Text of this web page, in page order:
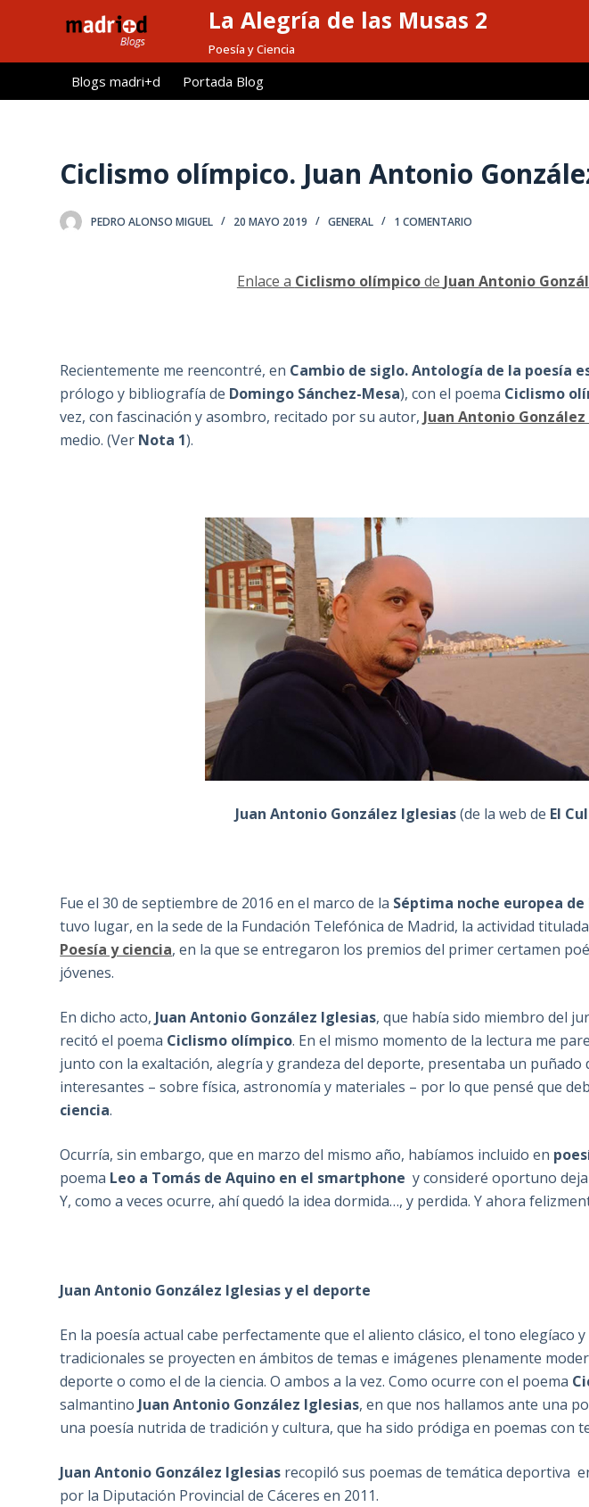
l
La Alegría de las Musas 2
Poesía y Ciencia
Blogs madri+d Portada Blog
Ciclismo olímpico. Juan Antonio
PEDRO ALONSO MIGUEL 20 MAYO 2019 GENERAL 1 COMENTARIO
Enlace a Ciclismo olímpicode Juan Antonio
Recientemente me reencontré, en Cambio de siglo. Antología de la poesía
prólogo y bibliografía de Domingo Sánchez-Mesa), con el poema Ciclismo
vez, con fascinación y asombro, recitado por su autor,Juan Antonio
medio. (Ver Nota 1).
Juan Antonio González Iglesias(de la web de El
Fue el 30 de septiembre de 2016 en el marco de la Séptima noche europea
tuvo lugar, en la sede de la Fundación Telefónica de Madrid, la actividad titulada
Poesía y ciencia, en la que se entregaron los premios del primer certamen
jóvenes.
En dicho acto,Juan Antonio González Iglesias, que había sido miembro del
recitó el poema Ciclismo olímpico. En el mismo momento de la lectura me
junto con la exaltación, alegría y grandeza del deporte, presentaba un puñado
interesantes – sobre física, astronomía y materiales – por lo que pensé que
ciencia.
Ocurría, sin embargo, que en marzo del mismo año, habíamos incluido en
poema Leo a Tomás de Aquino en el smartphone y consideré oportuno
Y, como a veces ocurre, ahí quedó la idea dormida…, y perdida. Y ahora
Juan Antonio González Iglesias y el deporte
En la poesía actual cabe perfectamente que el aliento clásico, el tono elegíaco
tradicionales se proyecten en ámbitos de temas e imágenes plenamente
deporte o como el de la ciencia. O ambos a la vez. Como ocurre con el poema
salmantinoJuan Antonio González Iglesias, en que nos hallamos ante una
una poesía nutrida de tradición y cultura, que ha sido pródiga en poemas con
Juan Antonio González Iglesias recopiló sus poemas de temática deportiva
por la Diputación Provincial de Cáceres en 2011.